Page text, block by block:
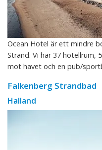
Ocean Hotel är ett mindre
Strand. Vi har 37 hotellrum,
mot havet och en pub/
Falkenberg Strandbad
Halland